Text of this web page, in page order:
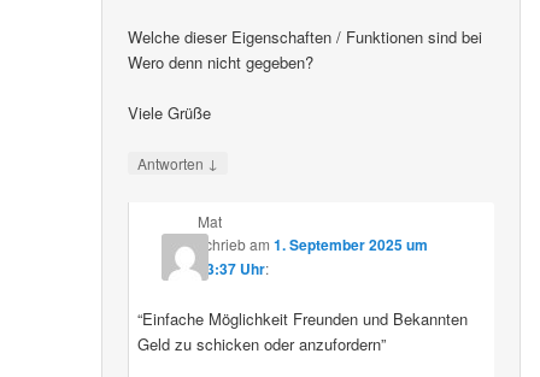
Welche dieser Eigenschaften / Funktionen sind bei
Wero denn nicht gegeben?
Viele Grüße
Antworten ↓
Mat
schriebam 1. September 2025 um
23:37 Uhr:
“Einfache Möglichkeit Freunden und Bekannten
Geld zu schicken oder anzufordern”